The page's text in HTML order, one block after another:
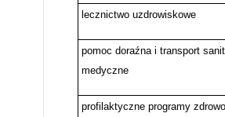
lecznictwo uzdrowiskowe
pomoc doraźna i transport
medyczne
profilaktyczne programy